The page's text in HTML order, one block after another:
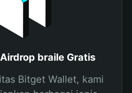
braile Gratis
Bitget Wallet, kami